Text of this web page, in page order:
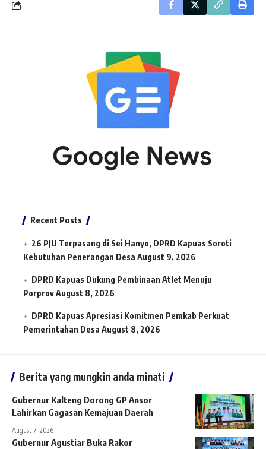
Recent Posts
26 PJU Terpasang di Sei Hanyo, DPRD Kapuas Soroti
Kebutuhan Penerangan Desa August 9, 2026
DPRD Kapuas Dukung Pembinaan Atlet Menuju
PorprovAugust 8, 2026
DPRD Kapuas Apresiasi Komitmen Pemkab Perkuat
Pemerintahan Desa August 8, 2026
Berita yang mungkin anda minati
Gubernur Kalteng Dorong GP Ansor
Lahirkan Gagasan Kemajuan Daerah
August 7, 2026
Gubernur Agustiar Buka Rakor